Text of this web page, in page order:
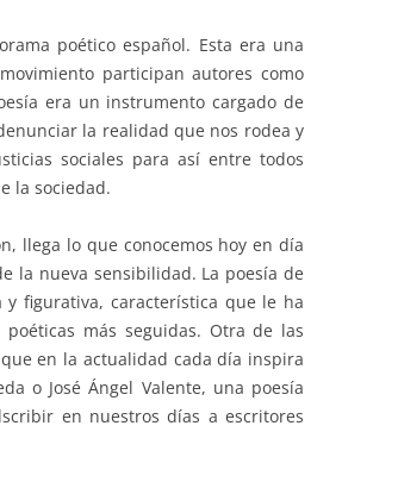
poético español. Esta era una
participan autores como
era un instrumento cargado de
la realidad que nos rodea y
sociales para así entre todos
la sociedad.
llega lo que conocemos hoy en día
la nueva sensibilidad. La poesía de
figurativa, característica que le ha
más seguidas. Otra de las
en la actualidad cada día inspira
o José Ángel Valente, una poesía
en nuestros días a escritores